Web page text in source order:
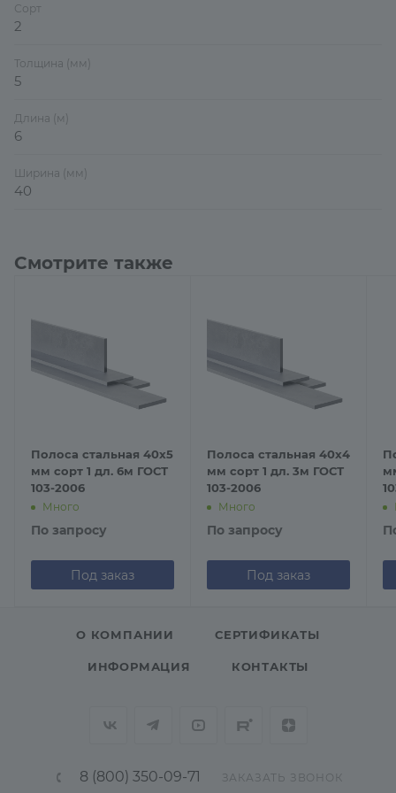
Сорт
2
Толщина (мм)
5
Длина (м)
6
Ширина (мм)
40
Смотрите также
Полоса стальная 40х5
мм сорт 1 дл. 6м ГОСТ
103-2006
Много
По запросу
Под заказ
Полоса стальная 40х4
мм сорт 1 дл. 3м ГОСТ
103-2006
Много
По запросу
Под заказ
О КОМПАНИИ СЕРТИФИКАТЫ
ИНФОРМАЦИЯ КОНТАКТЫ
8 (800) 350-09-71 ЗАКАЗАТЬ ЗВОНОК